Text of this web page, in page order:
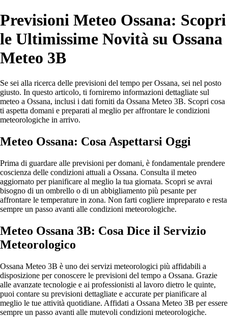
Previsioni Meteo Ossana: Scopri
le Ultimissime Novità su Ossana
Meteo 3B
Se sei alla ricerca delle previsioni del tempo per Ossana, sei nel posto
giusto. In questo articolo, ti forniremo informazioni dettagliate sul
meteo a Ossana, inclusi i dati forniti da Ossana Meteo 3B. Scopri cosa
ti aspetta domani e preparati al meglio per affrontare le condizioni
meteorologiche in arrivo.
Meteo Ossana: Cosa Aspettarsi Oggi
Prima di guardare alle previsioni per domani, è fondamentale prendere
coscienza delle condizioni attuali a Ossana. Consulta il meteo
aggiornato per pianificare al meglio la tua giornata. Scopri se avrai
bisogno di un ombrello o di un abbigliamento più pesante per
affrontare le temperature in zona. Non farti cogliere impreparato e resta
sempre un passo avanti alle condizioni meteorologiche.
Meteo Ossana 3B: Cosa Dice il Servizio
Meteorologico
Ossana Meteo 3B è uno dei servizi meteorologici più affidabili a
disposizione per conoscere le previsioni del tempo a Ossana. Grazie
alle avanzate tecnologie e ai professionisti al lavoro dietro le quinte,
puoi contare su previsioni dettagliate e accurate per pianificare al
meglio le tue attività quotidiane. Affidati a Ossana Meteo 3B per essere
sempre un passo avanti alle mutevoli condizioni meteorologiche.